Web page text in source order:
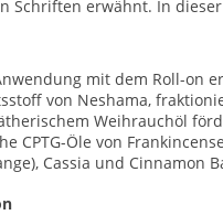
Schriften erwähnt. In
mit dem Roll-on
von Neshama,
Weihrauchöl
CPTG-Öle von
Cassia und Cinnamon